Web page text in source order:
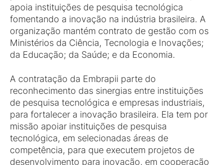
apoia instituições de pesquisa tecnológica
fomentando a inovação na indústria brasileira. A
organização mantém contrato de gestão com os
Ministérios da Ciência, Tecnologia e Inovações;
da Educação; da Saúde; e da Economia.
A contratação da Embrapii parte do
reconhecimento das sinergias entre instituições
de pesquisa tecnológica e empresas industriais,
para fortalecer a inovação brasileira. Ela tem por
missão apoiar instituições de pesquisa
tecnológica, em selecionadas áreas de
competência, para que executem projetos de
desenvolvimento para inovação, em cooperação